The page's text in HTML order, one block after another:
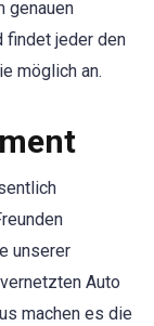
genauen
findet jeder den
möglich an.
unserer
Auto
machen es die